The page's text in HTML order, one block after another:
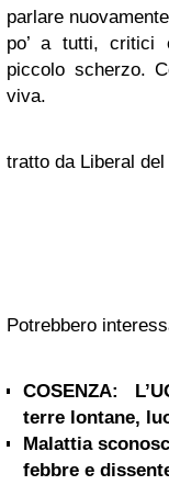
parlare
po’ a tutti, critici
piccolo scherzo.
viva.
tratto da Liberal
Potrebbero
COSENZA:
terre lontane,
Malattia
febbre e